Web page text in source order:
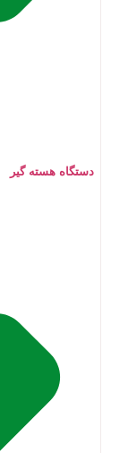
دستگاه هسته گیر